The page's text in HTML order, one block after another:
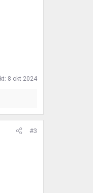
8 okt 2024
#3